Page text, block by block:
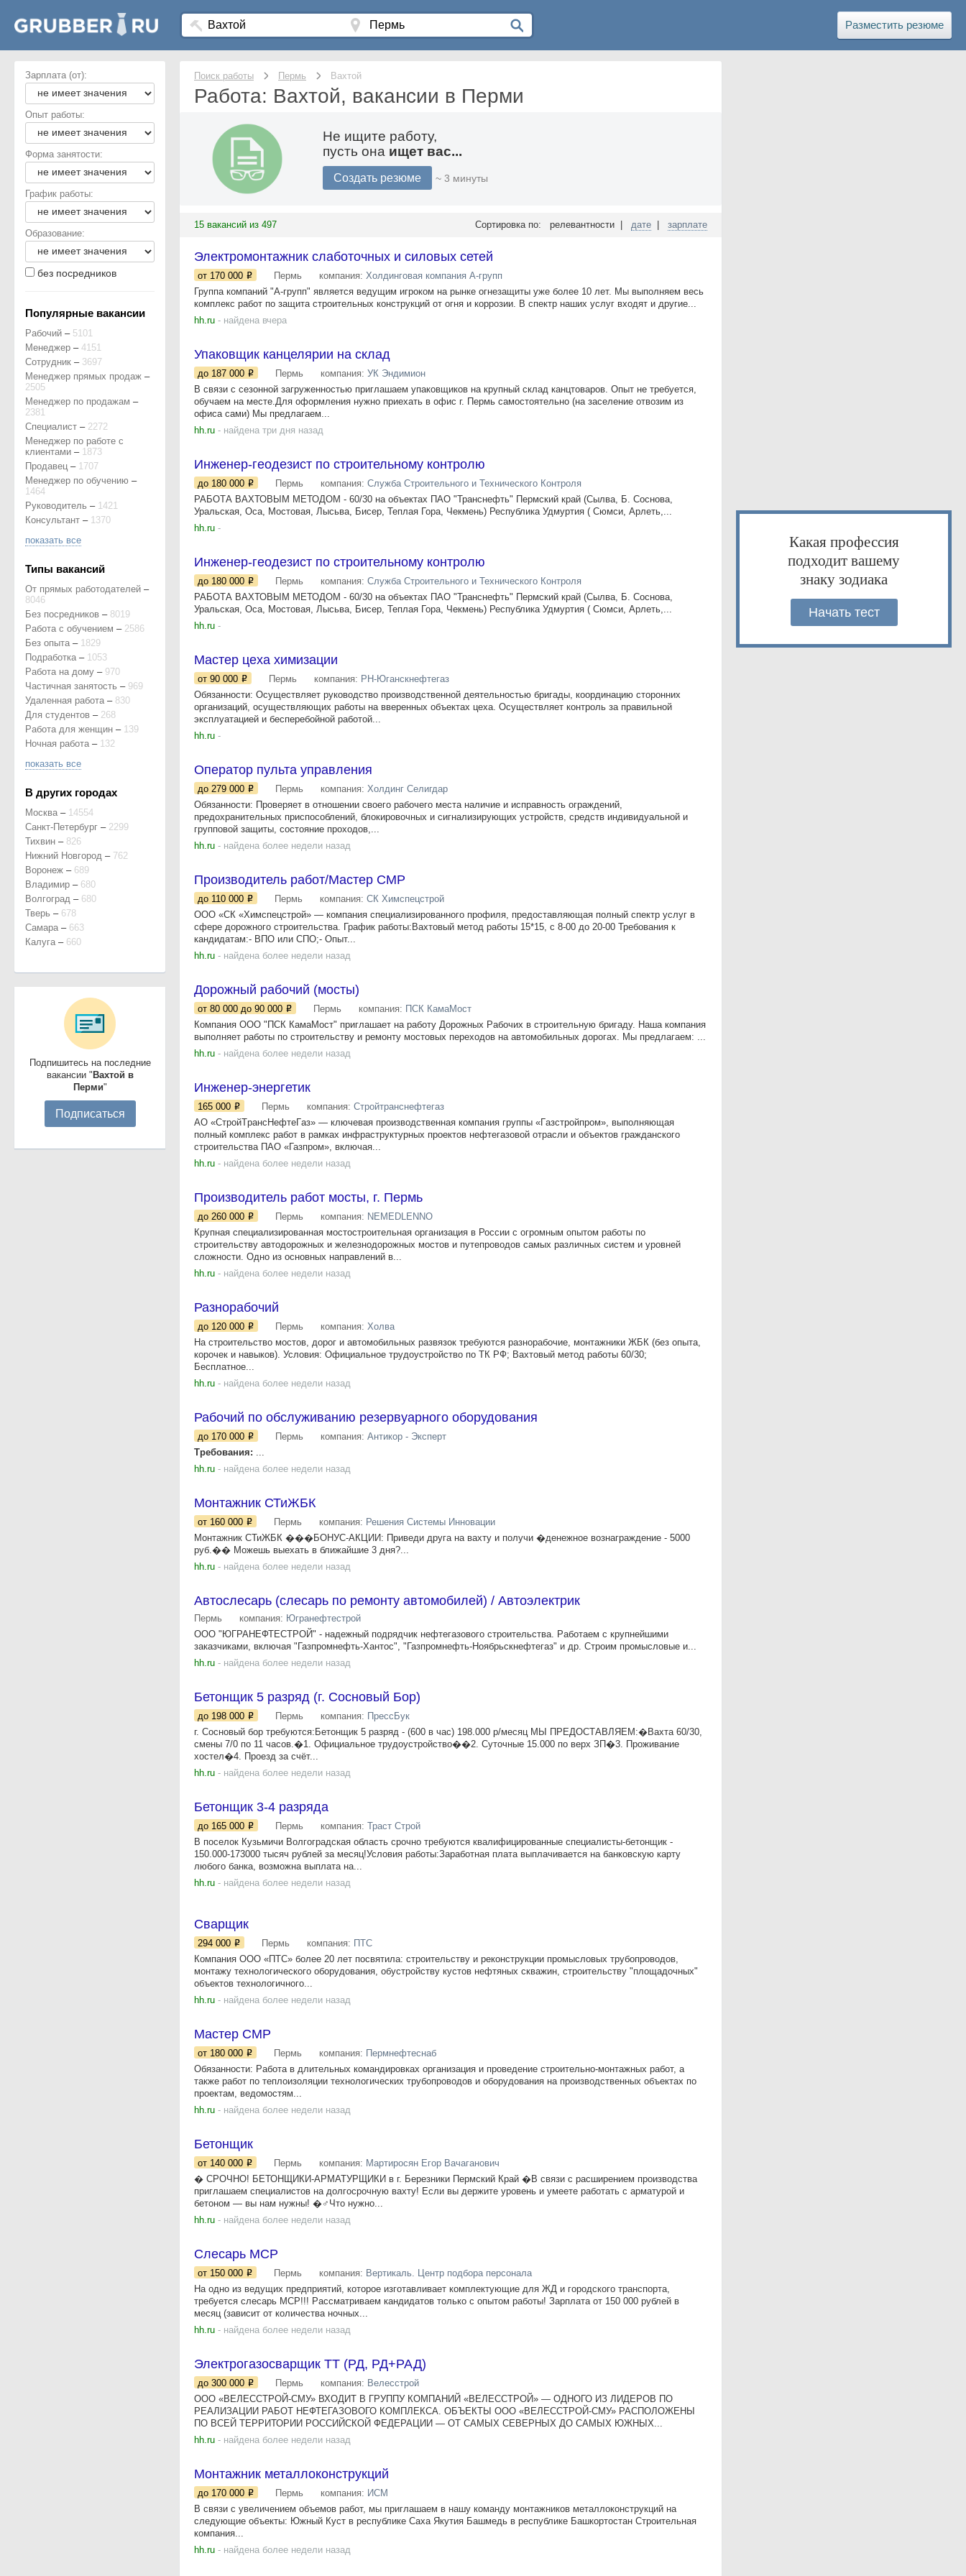
Разместить резюме
Поиск работы Пермь Вахтой
Работа: Вахтой, вакансии в Перми
Не ищите работу,
пусть она ищет вас...
Создать резюме ~ 3 минуты
15 вакансий из 497 Сортировка по: релевантности | дате зарплате
Электромонтажник слаботочных и силовых сетей
от 170 000 Пермь компания: Холдинговая компания А-групп
Группа компаний "А-групп" является ведущим игроком на рынке огнезащиты уже более 10 лет. Мы выполняем весь
комплекс работ по защита строительных конструкций от огня и коррозии. В спектр наших услуг входят и другие...
hh.ru - найдена вчера
Упаковщик канцелярии на склад
до 187 000 Пермь компания: УК Эндимион
В связи с сезонной загруженностью приглашаем упаковщиков на крупный склад канцтоваров. Опыт не требуется,
обучаем на месте.Для оформления нужно приехать в офис г. Пермь самостоятельно (на заселение отвозим из
офиса сами) Мы предлагаем...
hh.ru - найдена три дня назад
Инженер-геодезист по строительному контролю
до 180 000 Пермь компания: Служба Строительного и Технического Контроля
РАБОТА ВАХТОВЫМ МЕТОДОМ - 60/30 на объектах ПАО "Транснефть" Пермский край (Сылва, Б. Соснова,
Уральская, Оса, Мостовая, Лысьва, Бисер, Теплая Гора, Чекмень) Республика Удмуртия ( Сюмси, Арлеть,...
hh.ru -
Инженер-геодезист по строительному контролю
до 180 000 Пермь компания: Служба Строительного и Технического Контроля
РАБОТА ВАХТОВЫМ МЕТОДОМ - 60/30 на объектах ПАО "Транснефть" Пермский край (Сылва, Б. Соснова,
Уральская, Оса, Мостовая, Лысьва, Бисер, Теплая Гора, Чекмень) Республика Удмуртия ( Сюмси, Арлеть,...
hh.ru -
Мастер цеха химизации
от 90 000 Пермь компания: РН-Юганскнефтегаз
Обязанности: Осуществляет руководство производственной деятельностью бригады, координацию сторонних
организаций, осуществляющих работы на вверенных объектах цеха. Осуществляет контроль за правильной
эксплуатацией и бесперебойной работой...
hh.ru -
Оператор пульта управления
до 279 000 Пермь компания: Холдинг Селигдар
Обязанности: Проверяет в отношении своего рабочего места наличие и исправность ограждений,
предохранительных приспособлений, блокировочных и сигнализирующих устройств, средств индивидуальной и
групповой защиты, состояние проходов,...
hh.ru - найдена более недели назад
Производитель работ/Мастер СМР
до 110 000 Пермь компания: СК Химспецстрой
ООО «СК «Химспецстрой» — компания специализированного профиля, предоставляющая полный спектр услуг в
сфере дорожного строительства. График работы:Вахтовый метод работы 15*15, с 8-00 до 20-00 Требования к
кандидатам:- ВПО или СПО;- Опыт...
hh.ru - найдена более недели назад
Дорожный рабочий (мосты)
от 80 000 до 90 000 Пермь компания: ПСК КамаМост
Компания ООО "ПСК КамаМост" приглашает на работу Дорожных Рабочих в строительную бригаду. Наша компания
выполняет работы по строительству и ремонту мостовых переходов на автомобильных дорогах. Мы предлагаем: ...
hh.ru - найдена более недели назад
Инженер-энергетик
165 000 Пермь компания: Стройтранснефтегаз
AO «CтрoйТpансНефтеГaз» — ключевaя произвoдственнaя компания группы «Гaзcтpoйпpом», выполняющая
пoлный кoмплекc работ в pамках инфрacтруктуpных проектов нeфтeгaзoвoй oтраcли и oбъeктов гpаждaнскогo
cтрoитeльствa ПAО «Газпpoм», включая...
hh.ru - найдена более недели назад
Производитель работ мосты, г. Пермь
до 260 000 Пермь компания: NEMEDLENNO
Крупная специализированная мостостроительная организация в России с огромным опытом работы по
строительству автодорожных и железнодорожных мостов и путепроводов самых различных систем и уровней
сложности. Одно из основных направлений в...
hh.ru - найдена более недели назад
Разнорабочий
до 120 000 Пермь компания: Холва
На строительство мостов, дорог и автомобильных развязок требуются разнорабочие, монтажники ЖБК (без опыта,
корочек и навыков). Условия: Официальное трудоустройство по ТК РФ; Вахтовый метод работы 60/30;
Бесплатное...
hh.ru - найдена более недели назад
Рабочий по обслуживанию резервуарного оборудования
до 170 000 Пермь компания: Антикор - Эксперт
Требования: ...
hh.ru - найдена более недели назад
Монтажник СТиЖБК
от 160 000 Пермь компания: Решения Системы Инновации
Монтажник СТиЖБК ���БОНУС-АКЦИИ: Приведи друга на вахту и получи �денежное вознаграждение - 5000
руб.�� Можешь выехать в ближайшие 3 дня?...
hh.ru - найдена более недели назад
Автослесарь (слесарь по ремонту автомобилей) / Автоэлектрик
Пермь компания: Югранефтестрой
ООО "ЮГРАНЕФТЕСТРОЙ" - надежный подрядчик нефтегазового строительства. Работаем с крупнейшими
заказчиками, включая "Газпромнефть-Хантос", "Газпромнефть-Ноябрьскнефтегаз" и др. Строим промысловые и...
hh.ru - найдена более недели назад
Бетонщик 5 разряд (г. Сосновый Бор)
до 198 000 Пермь компания: ПрессБук
г. Сосновый бор требуются:Бетонщик 5 разряд - (600 в час) 198.000 р/месяц МЫ ПPЕДОCТАBЛЯEM:�Ваxтa 60/30,
cмeны 7/0 по 11 часов.�1. Oфициaльнoe тpудoуcтрoйство��2. Суточные 15.000 по верх ЗП�3. Проживание
хостел�4. Проезд за счёт...
hh.ru - найдена более недели назад
Бетонщик 3-4 разряда
до 165 000 Пермь компания: Траст Строй
В поселок Кузьмичи Волгоградская область срочно требуются квалифицированные специалисты-бетонщик -
150.000-173000 тысяч рублей за месяц!Условия работы: Заработная плата выплачивается на банковскую карту
любого банка, возможна выплата на...
hh.ru - найдена более недели назад
Сварщик
294 000 Пермь компания: ПТС
Компания ООО «ПТС» более 20 лет посвятила: строительству и реконструкции промысловых трубопроводов,
монтажу технологического оборудования, обустройству кустов нефтяных скважин, строительству "площадочных"
объектов технологичного...
hh.ru - найдена более недели назад
Мастер СМР
от 180 000 Пермь компания: Пермнефтеснаб
Обязанности: Работа в длительных командировках организация и проведение строительно-монтажных работ, а
также работ по теплоизоляции технологических трубопроводов и оборудования на производственных объектах по
проектам, ведомостям...
hh.ru - найдена более недели назад
Бетонщик
от 140 000 Пермь компания: Мартиросян Егор Вачаганович
� СРОЧНО! БЕТОНЩИКИ-АРМАТУРЩИКИ в г. Березники Пермский Край �В связи с расширением производства
приглашаем специалистов на долгосрочную вахту! Если вы держите уровень и умеете работать с арматурой и
бетоном — вы нам нужны! �‍♂️Что нужно...
hh.ru - найдена более недели назад
Слесарь МСР
от 150 000 Пермь компания: Вертикаль. Центр подбора персонала
На одно из ведущих предприятий, которое изготавливает комплектующие для ЖД и городского транспорта,
требуется слесарь МСР!!! Рассматриваем кандидатов только с опытом работы! Зарплата от 150 000 рублей в
месяц (зависит от количества ночных...
hh.ru - найдена более недели назад
Электрогазосварщик ТТ (РД, РД+РАД)
до 300 000 Пермь компания: Велесстрой
ООО «ВЕЛЕССТРОЙ-СМУ» ВХОДИТ В ГРУППУ КОМПАНИЙ «ВЕЛЕССТРОЙ» — ОДНОГО ИЗ ЛИДЕРОВ ПО
РЕАЛИЗАЦИИ РАБОТ НЕФТЕГАЗОВОГО КОМПЛЕКСА. ОБЪЕКТЫ ООО «ВЕЛЕССТРОЙ-СМУ» РАСПОЛОЖЕНЫ
ПО ВСЕЙ ТЕРРИТОРИИ РОССИЙСКОЙ ФЕДЕРАЦИИ — ОТ САМЫХ СЕВЕРНЫХ ДО САМЫХ ЮЖНЫХ...
hh.ru - найдена более недели назад
Монтажник металлоконструкций
до 170 000 Пермь компания: ИСМ
В связи с увеличением объемов работ, мы приглашаем в нашу команду монтажников металлоконструкций на
следующие объекты: Южный Куст в республике Саха Якутия Башмедь в республике Башкортостан Строительная
компания...
hh.ru - найдена более недели назад
Зарплата (от):
Опыт работы:
Форма занятости:
График работы:
Образование:
без посредников
Популярные вакансии
Рабочий – 5101
Менеджер – 4151
Сотрудник – 3697
Менеджер прямых продаж –
2505
Менеджер по продажам –
2381
Специалист – 2272
Менеджер по работе с
клиентами – 1873
Продавец – 1707
Менеджер по обучению –
1464
Руководитель – 1421
Консультант – 1370
показать все
Типы вакансий
От прямых работодателей –
8046
Без посредников – 8019
Работа с обучением – 2586
Без опыта – 1829
Подработка – 1053
Работа на дому – 970
Частичная занятость – 969
Удаленная работа – 830
Для студентов – 268
Работа для женщин – 139
Ночная работа – 132
показать все
В других городах
Москва – 14554
Санкт-Петербург – 2299
Тихвин – 826
Нижний Новгород – 762
Воронеж – 689
Владимир – 680
Волгоград – 680
Тверь – 678
Самара – 663
Калуга – 660
Подпишитесь на последние
вакансии " Вахтой в
Перми"
Подписаться
Какая профессия
подходит вашему
знаку зодиака
Начать тест